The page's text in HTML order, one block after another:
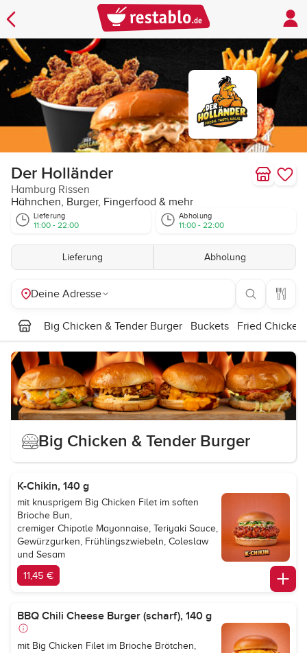
Der Holländer
Hamburg Rissen
Hähnchen, Burger, Fingerfood & mehr
Lieferung
11:00 - 22:00
Abholung
11:00 - 22:00
Lieferung Abholung
Deine Adresse
Big Chicken & Tender Burger Buckets Fried Chicken
Big Chicken & Tender Burger
K-Chikin, 140 g
mit knusprigem Big Chicken Filet im soften
Brioche Bun,
cremiger Chipotle Mayonnaise, Teriyaki Sauce,
Gewürzgurken, Frühlingszwiebeln, Coleslaw
und Sesam
11,45 €
BBQ Chili Cheese Burger (scharf), 140 g
mit Big Chicken Filet im Brioche Brötchen,